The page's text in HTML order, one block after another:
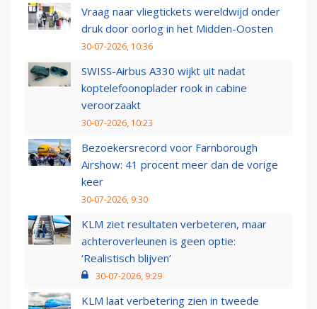
Vraag naar vliegtickets wereldwijd onder
druk door oorlog in het Midden-Oosten
30-07-2026, 10:36
SWISS-Airbus A330 wijkt uit nadat
koptelefoonoplader rook in cabine
veroorzaakt
30-07-2026, 10:23
Bezoekersrecord voor Farnborough
Airshow: 41 procent meer dan de vorige
keer
30-07-2026, 9:30
KLM ziet resultaten verbeteren, maar
achteroverleunen is geen optie:
‘Realistisch blijven’
30-07-2026, 9:29
KLM laat verbetering zien in tweede